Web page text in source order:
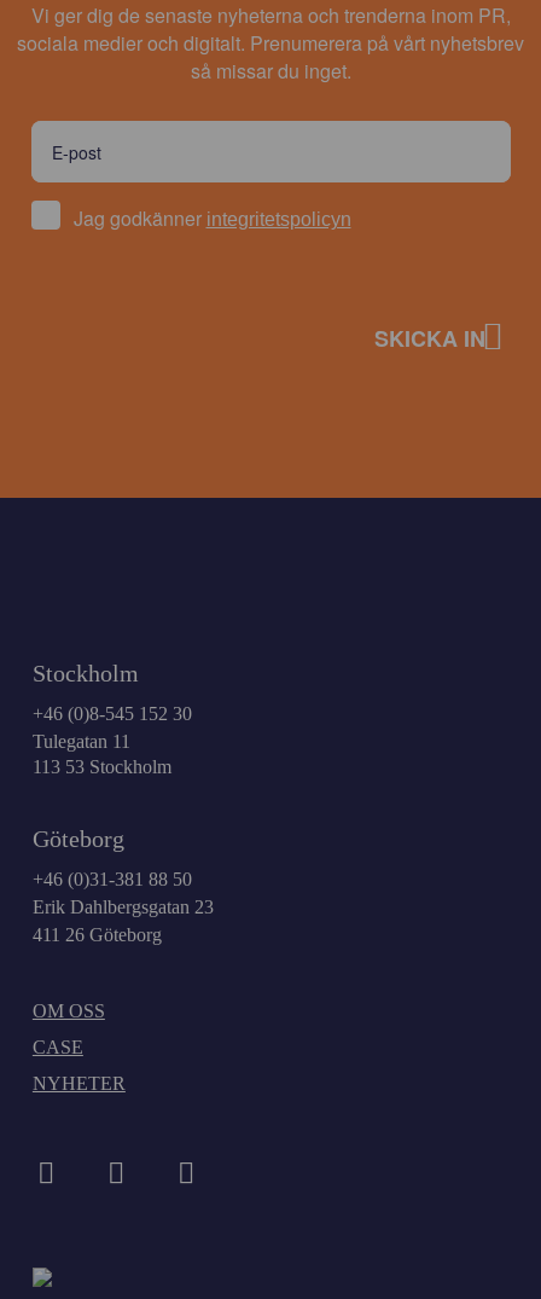
Vi ger dig de senaste nyheterna och trenderna inom PR,
sociala medier och digitalt. Prenumerera på vårt nyhetsbrev
så missar du inget.
Jag godkänner integritetspolicyn
Stockholm
+46 (0)8-545 152 30
Tulegatan 11
113 53 Stockholm
Göteborg
+46 (0)31-381 88 50
Erik Dahlbergsgatan 23
411 26 Göteborg
OM OSS
CASE
NYHETER